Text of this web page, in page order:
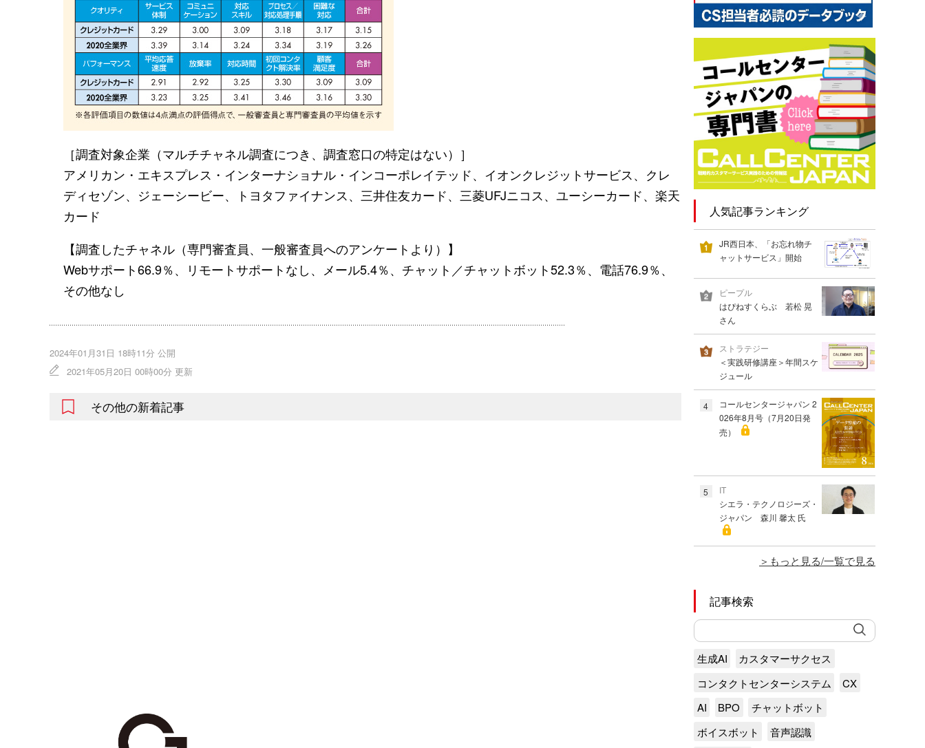
［調査対象企業（マルチチャネル調査につき、調査窓口の特定はない）］
アメリカン・エキスプレス・インターナショナル・インコーポレイテッド、イオンクレジットサービス、クレ
ディセゾン、ジェーシービー、トヨタファイナンス、三井住友カード、三菱UFJニコス、ユーシーカード、楽天
カード
【調査したチャネル（専門審査員、一般審査員へのアンケートより）】
Webサポート66.9％、リモートサポートなし、メール5.4％、チャット／チャットボット52.3％、電話76.9％、
その他なし
2024年01月31日 18時11分 公開
2021年05月20日 00時00分 更新
その他の新着記事
人気記事ランキング
JR西日本、「お忘れ物チ
ャットサービス」開始
ピープル
はぴねすくらぶ 若松 晃
さん
ストラテジー
＜実践研修講座＞年間スケ
ジュール
4
コールセンタージャパン 2
026年8月号（7月20日発
売）
5
IT
シエラ・テクノロジーズ・
ジャパン 森川 馨太 氏
もっと見る/一覧で見る
記事検索
生成AI
カスタマーサクセス
コンタクトセンターシステム
CX
AI
BPO
チャットボット
ボイスボット
音声認識